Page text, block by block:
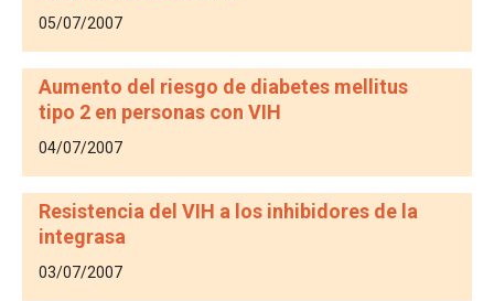
05/07/2007
Aumento del riesgo de diabetes mellitus
tipo 2 en personas con VIH
04/07/2007
Resistencia del VIH a los inhibidores de la
integrasa
03/07/2007